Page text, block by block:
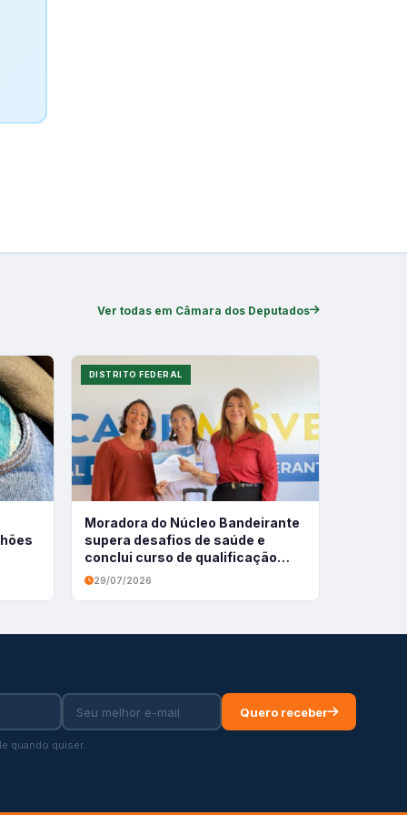
Ver todas em Câmara dos Deputados
DISTRITO FEDERAL
Moradora do Núcleo Bandeirante
supera desafios de saúde e
conclui curso de qualificação
profissional
29/07/2026
Quero receber
quando quiser.